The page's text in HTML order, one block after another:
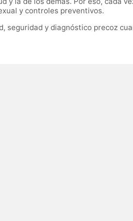
y controles preventivos.
seguridad y diagnóstico precoz